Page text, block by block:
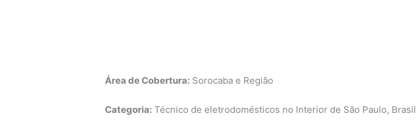
Área de Cobertura: Sorocaba e Região
Categoria: Técnico de eletrodomésticos no Interior de São Paulo, Brasil